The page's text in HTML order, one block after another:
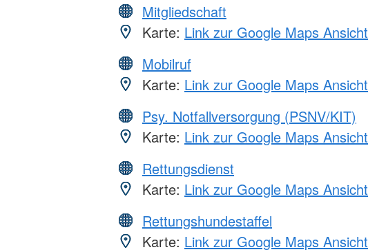
Mitgliedschaft
Karte: Link zur Google Maps Ansicht
Mobilruf
Karte: Link zur Google Maps Ansicht
Psy. Notfallversorgung (PSNV/KIT)
Karte: Link zur Google Maps Ansicht
Rettungsdienst
Karte: Link zur Google Maps Ansicht
Rettungshundestaffel
Karte: Link zur Google Maps Ansicht